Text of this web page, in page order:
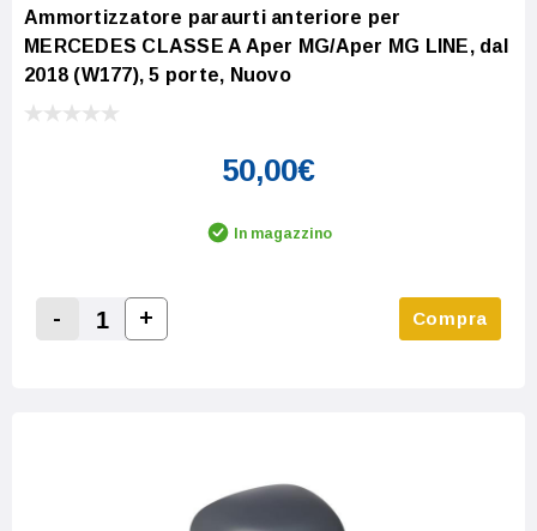
Ammortizzatore paraurti anteriore per
MERCEDES CLASSE A Aper MG/Aper MG LINE, dal
2018 (W177), 5 porte, Nuovo
50,00€
In magazzino
Decrease Quantity:
-
Increase Quantity:
+ Compra